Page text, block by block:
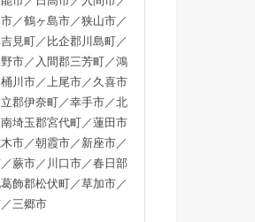
／鶴ヶ島市／狭山市／
見町／比企郡川島町／
市／入間郡三芳町／鴻
川市／上尾市／久喜市
郡伊奈町／幸手市／北
埼玉郡宮代町／蓮田市
市／朝霞市／新座市／
蕨市／川口市／春日部
飾郡松伏町／草加市／
三郷市